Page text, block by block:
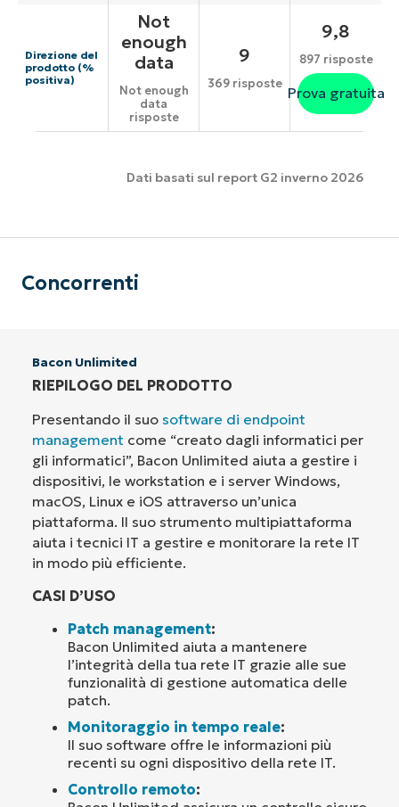
Direzione del
prodotto (%
positiva)
Not
enough
data
Not enough
data
risposte
9
369 risposte
9,8
897 risposte
Prova gratuita
Dati basati sul report G2 inverno 2026
Concorrenti
Bacon Unlimited
RIEPILOGO DEL PRODOTTO
Presentando il suo software di endpoint
management come “creato dagli informatici per
gli informatici”, Bacon Unlimited aiuta a gestire i
dispositivi, le workstation e i server Windows,
macOS, Linux e iOS attraverso un’unica
piattaforma. Il suo strumento multipiattaforma
aiuta i tecnici IT a gestire e monitorare la rete IT
in modo più efficiente.
CASI D’USO
Patch management:
Bacon Unlimited aiuta a mantenere
l’integrità della tua rete IT grazie alle sue
funzionalità di gestione automatica delle
patch.
Monitoraggio in tempo reale:
Il suo software offre le informazioni più
recenti su ogni dispositivo della rete IT.
Controllo remoto: